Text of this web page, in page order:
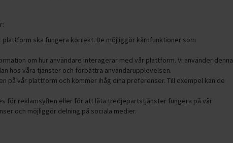
ska fungera korrekt. De möjliggör kärnfunktioner som
om hur användare interagerar med vår plattform. Vi använder denna
hos våra tjänster och förbättra användarupplevelsen.
på vår plattform och kommer ihåg dina preferenser. Till exempel kan de
för reklamsyften eller för att låta tredjepartstjänster fungera på vår
och möjliggör delning på sociala medier.